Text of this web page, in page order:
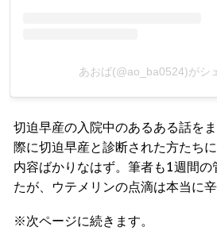
あおば(@ao_ba0524)がシ
切迫早産の入院中のあるある話を
際に切迫早産と診断された方たち
内容ばかりなはず。筆者も1週間の
たが、ウテメリンの点滴は本当に
※次ページに続きます。